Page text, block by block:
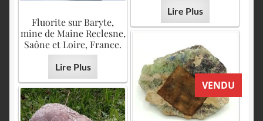
Lire Plus
Fluorite sur Baryte,
mine de Maine Reclesne,
Saône et Loire, France.
Lire Plus
VENDU